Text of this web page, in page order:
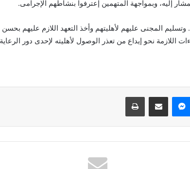
إليه، وبمواجهة المتهمين إعترفوا بنشاطهم الإجرامى.
وتسليم المجنى عليهم لأهليتهم وأخذ التعهد اللازم عليهم
اللازمة نحو إيداع من تعذر الوصول لأهليته لإحدى دور
ماسنجر مشاركة عبر البريد طباعة